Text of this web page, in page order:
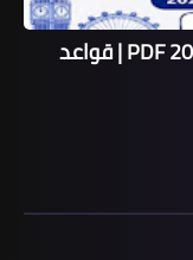
مذكرة Grammar خامسة ابتدائي 2027 PDF | قواعد